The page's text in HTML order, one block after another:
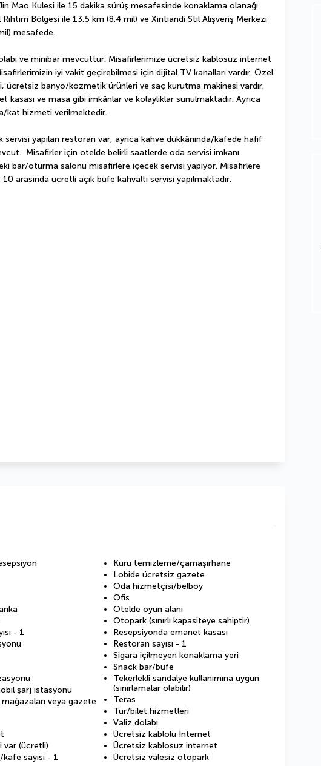
Mao Kulesi ile 15 dakika sürüş mesafesinde konaklama olanağı
Bölgesi ile 13,5 km (8,4 mil) ve Xintiandi Stil Alışveriş Merkezi
mesafede.
ve minibar mevcuttur. Misafirlerimize ücretsiz kablosuz internet
iyi vakit geçirebilmesi için dijital TV kanalları vardır. Özel
ücretsiz banyo/kozmetik ürünleri ve saç kurutma makinesi vardır.
kasası ve masa gibi imkânlar ve kolaylıklar sunulmaktadır. Ayrıca
kat hizmeti verilmektedir.
servisi yapılan restoran var, ayrıca kahve dükkânında/kafede hafif
Misafirler için otelde belirli saatlerde oda servisi imkanı
bar/oturma salonu misafirlere içecek servisi yapıyor. Misafirlere
arasında ücretli açık büfe kahvaltı servisi yapılmaktadır.
- 1
şarj istasyonu
veya gazete
var (ücretli)
sayısı - 1
Kuru temizleme/çamaşırhane
Lobide ücretsiz gazete
Oda hizmetçisi/belboy
Ofis
Otelde oyun alanı
Otopark (sınırlı kapasiteye sahiptir)
Resepsiyonda emanet kasası
Restoran sayısı - 1
Sigara içilmeyen konaklama yeri
Snack bar/büfe
Tekerlekli sandalye kullanımına uygun
(sınırlamalar olabilir)
Teras
Tur/bilet hizmetleri
Valiz dolabı
Ücretsiz kablolu İnternet
Ücretsiz kablosuz internet
Ücretsiz valesiz otopark